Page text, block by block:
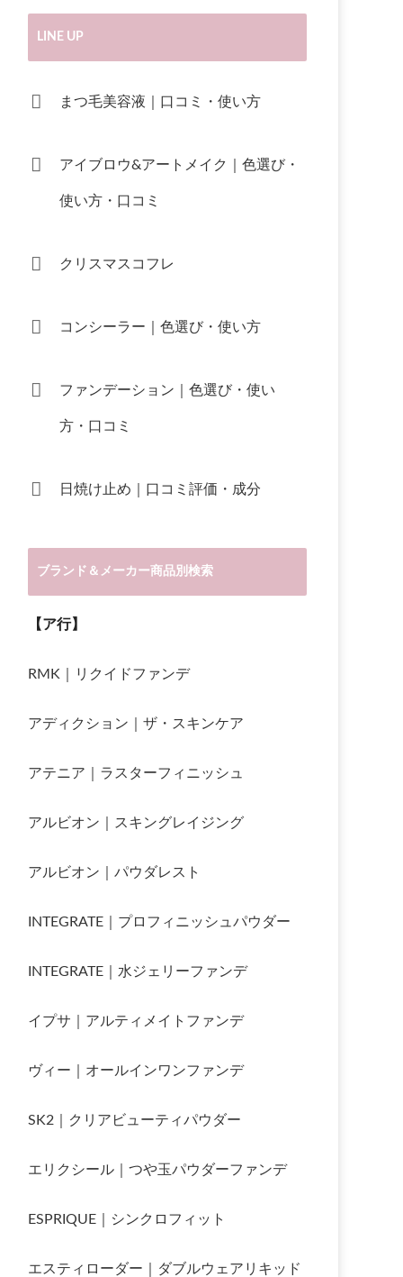
LINE UP
まつ毛美容液｜口コミ・使い方
アイブロウ&アートメイク｜色選び・
使い方・口コミ
クリスマスコフレ
コンシーラー｜色選び・使い方
ファンデーション｜色選び・使い
方・口コミ
日焼け止め｜口コミ評価・成分
ブランド＆メーカー商品別検索
【ア行】
RMK｜リクイドファンデ
アディクション｜ザ・スキンケア
アテニア｜ラスターフィニッシュ
アルビオン｜スキングレイジング
アルビオン｜パウダレスト
INTEGRATE｜プロフィニッシュパウダー
INTEGRATE｜水ジェリーファンデ
イプサ｜アルティメイトファンデ
ヴィー｜オールインワンファンデ
SK2｜クリアビューティパウダー
エリクシール｜つや玉パウダーファンデ
ESPRIQUE｜シンクロフィット
エスティローダー｜ダブルウェアリキッド